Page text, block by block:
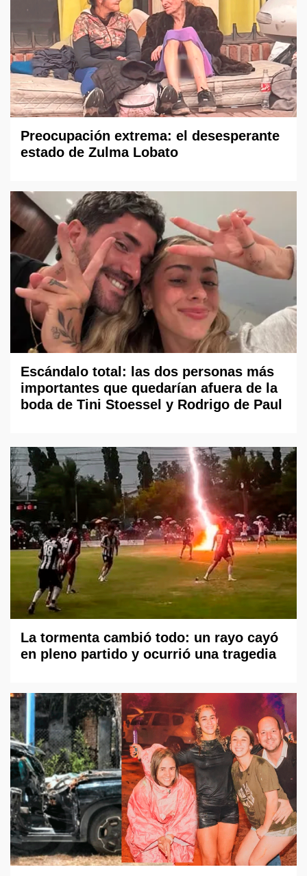
Preocupación extrema: el desesperante
estado de Zulma Lobato
Escándalo total: las dos personas más
importantes que quedarían afuera de la
boda de Tini Stoessel y Rodrigo de Paul
La tormenta cambió todo: un rayo cayó
en pleno partido y ocurrió una tragedia